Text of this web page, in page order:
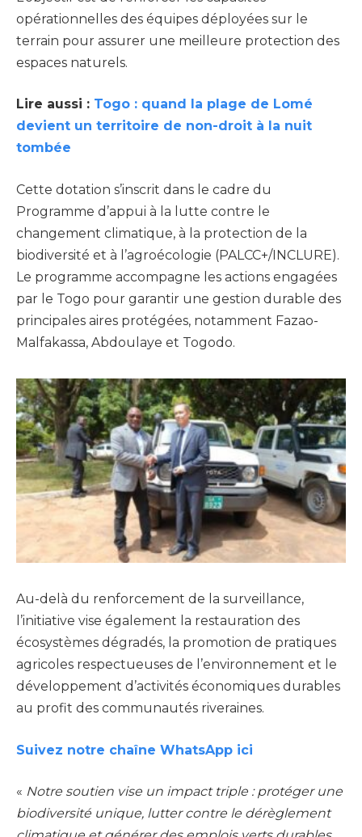
opérationnelles des équipes déployées sur le
terrain pour assurer une meilleure protection des
espaces naturels.
Lire aussi : Togo : quand la plage de Lomé
devient un territoire de non-droit à la nuit
tombée
Cette dotation s’inscrit dans le cadre du
Programme d’appui à la lutte contre le
changement climatique, à la protection de la
biodiversité et à l’agroécologie (PALCC+/INCLURE).
Le programme accompagne les actions engagées
par le Togo pour garantir une gestion durable des
principales aires protégées, notamment Fazao-
Malfakassa, Abdoulaye et Togodo.
Au-delà du renforcement de la surveillance,
l’initiative vise également la restauration des
écosystèmes dégradés, la promotion de pratiques
agricoles respectueuses de l’environnement et le
développement d’activités économiques durables
au profit des communautés riveraines.
Suivez notre chaîne WhatsApp ici
« Notre soutien vise un impact triple : protéger une
biodiversité unique, lutter contre le dérèglement